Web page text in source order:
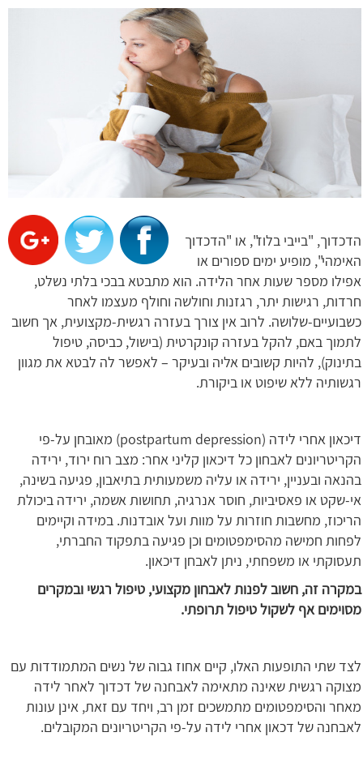
הדכדוך, "בייבי בלוז", או "הדכדוך
האימהי", מופיע ימים ספורים או
אפילו מספר שעות אחר הלידה. הוא מתבטא בבכי בלתי נשלט,
חרדות, רגישות יתר, רגזנות וחולשה וחולף מעצמו לאחר
כשבועיים-שלושה. לרוב אין צורך בעזרה רגשית-מקצועית, אך חשוב
לתמוך באם, להקל בעזרה קונקרטית (בישול, כביסה, טיפול
בתינוק), להיות קשובים אליה ובעיקר – לאפשר לה לבטא את מגוון
רגשותיה ללא שיפוט או ביקורת.
דיכאון אחרי לידה (postpartum depression) מאובחן על-פי
הקריטריונים לאבחון כל דיכאון קליני אחר: מצב רוח ירוד, ירידה
בהנאה ובעניין, ירידה או עליה משמעותית בתיאבון, פגיעה בשינה,
אי-שקט או פאסיביות, חוסר אנרגיה, תחושות אשמה, ירידה ביכולת
הריכוז, מחשבות חוזרות על מוות ועל אובדנות. במידה וקיימים
לפחות חמישה מהסימפטומים וכן פגיעה בתפקוד החברתי,
תעסוקתי או משפחתי, ניתן לאבחן דיכאון.
במקרה זה, חשוב לפנות לאבחון מקצועי, טיפול רגשי ובמקרים
מסוימים אף לשקול טיפול תרופתי.
לצד שתי התופעות האלו, קיים אחוז גבוה של נשים המתמודדות עם
מצוקה רגשית שאינה מתאימה לאבחנה של דכדוך לאחר לידה
מאחר והסימפטומים מתמשכים זמן רב, ויחד עם זאת, אינן עונות
לאבחנה של דכאון אחרי לידה על-פי הקריטריונים המקובלים.